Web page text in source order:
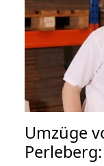
Umzüge